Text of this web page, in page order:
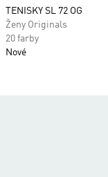
TENISKY SL 72 OG
Ženy Originals
20 farby
Nové